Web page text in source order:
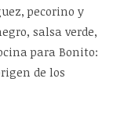
pecorino y
salsa verde,
para Bonito:
de los